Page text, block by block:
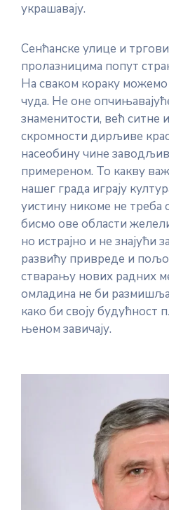
украшавају.
Сенћанске улице и
пролазницима попут
На сваком кораку
чуда. Не оне
знаменитости, већ ситне
скромности дирљиве
насеобину чине
примереном. То какву
нашег града играју
уистину никоме не
бисмо ове области
но истрајно и не знајући
развићу привреде и
стварању нових радних
омладина не би
како би своју будућност
њеном завичају.